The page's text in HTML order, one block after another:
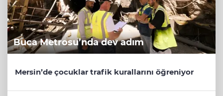
Buca Metrosu’nda dev adım
Mersin’de çocuklar trafik kurallarını öğreniyor